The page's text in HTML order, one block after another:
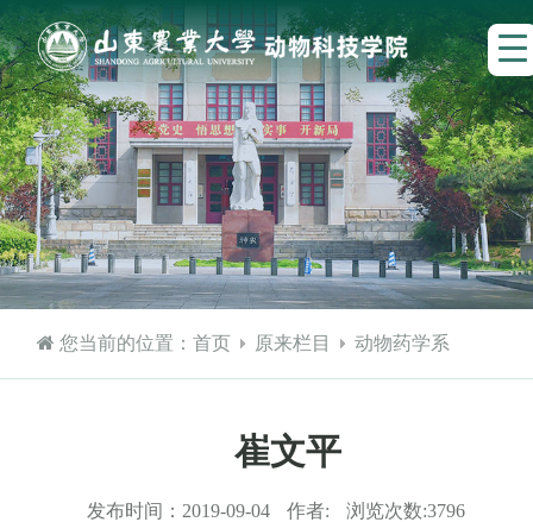
您当前的位置：首页 原来栏目 动物药学系
崔文平
发布时间： 2019-09-04 作者: 浏览次数:3796